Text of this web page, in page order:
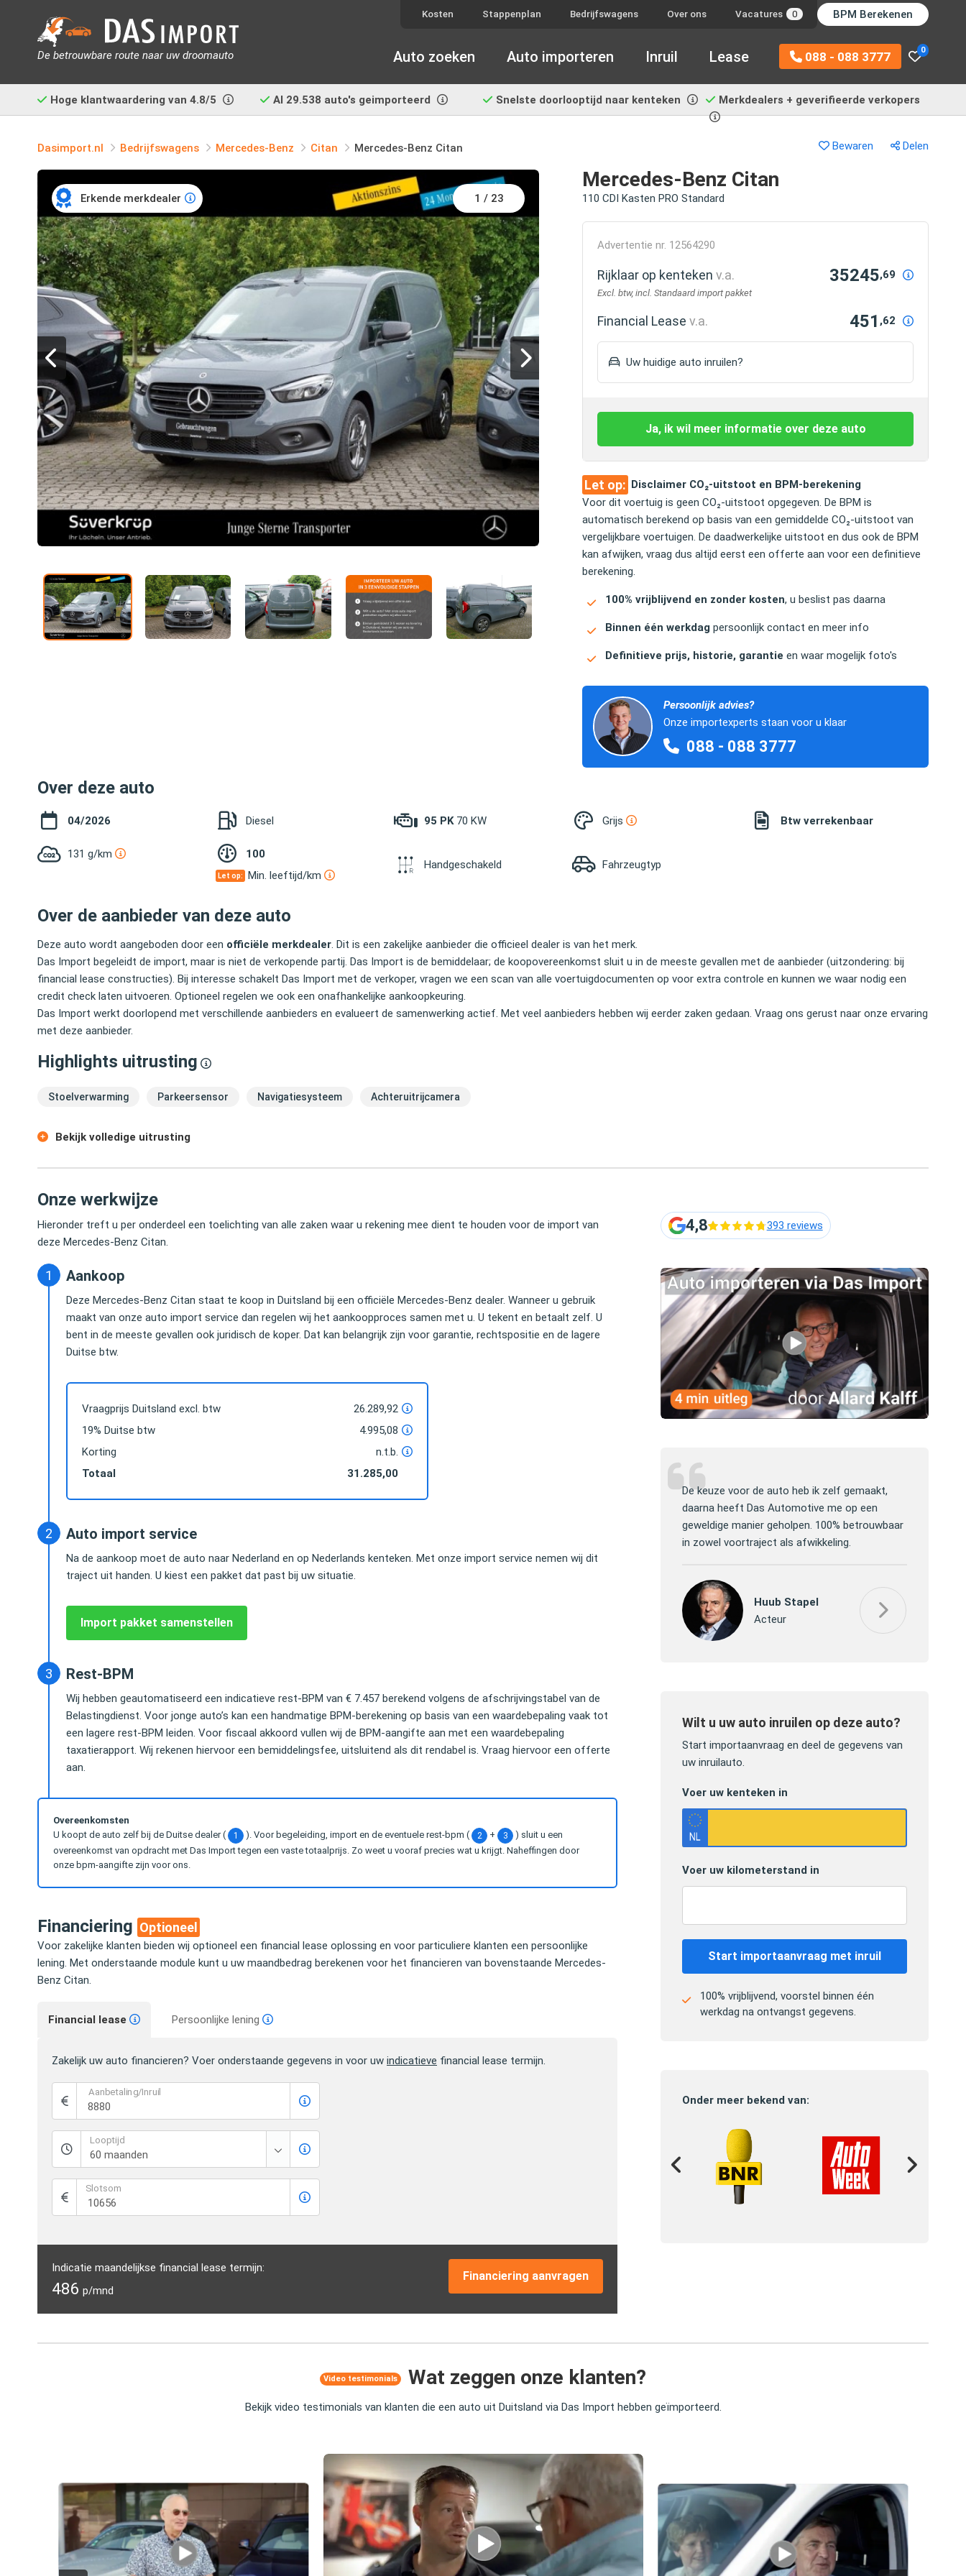
De betrouwbare route naar uw droomauto
Kosten Stappenplan Bedrijfswagens Over ons Vacatures 0 BPM Berekenen
0
088 - 088 3777
Auto zoeken Auto importeren Inruil Lease
Hoge klantwaardering van 4.8/5 Al 29.538 auto's geimporteerd Snelste doorlooptijd naar kenteken Merkdealers + geverifieerde verkopers
Dasimport.nl Bedrijfswagens Mercedes-Benz Citan Mercedes-Benz Citan Bewaren Delen
Erkende merkdealer 1 / 23
Mercedes-Benz Citan
110 CDI Kasten PRO Standard
Advertentie nr. 12564290
Rijklaar op kentekenv.a. 35245,69
Excl. btw, incl. Standaard import pakket
Financial Leasev.a. 451 ,62
Uw huidige auto inruilen?
Ja, ik wil meer informatie over deze auto
Let op: Disclaimer CO₂-uitstoot en BPM-berekening
Voor dit voertuig is geen CO₂-uitstoot opgegeven. De BPM is
automatisch berekend op basis van een gemiddelde CO₂-uitstoot van
vergelijkbare voertuigen. De daadwerkelijke uitstoot en dus ook de BPM
kan afwijken, vraag dus altijd eerst een offerte aan voor een definitieve
berekening.
100% vrijblijvend en zonder kosten, u beslist pas daarna
Binnen één werkdag persoonlijk contact en meer info
Definitieve prijs, historie, garantie en waar mogelijk foto's
Persoonlijk advies?
Onze importexperts staan voor u klaar
088 - 088 3777
Over deze auto
04/2026 Diesel 95 PK 70 KW Grijs Btw verrekenbaar
131 g/km 100
Let op: Min. leeftijd/km
Handgeschakeld Fahrzeugtyp
Over de aanbieder van deze auto
Deze auto wordt aangeboden door een officiële merkdealer. Dit is een zakelijke aanbieder die officieel dealer is van het merk.
Das Import begeleidt de import, maar is niet de verkopende partij. Das Import is de bemiddelaar; de koopovereenkomst sluit u in de meeste gevallen met de aanbieder (uitzondering: bij
financial lease constructies). Bij interesse schakelt Das Import met de verkoper, vragen we een scan van alle voertuigdocumenten op voor extra controle en kunnen we waar nodig een
credit check laten uitvoeren. Optioneel regelen we ook een onafhankelijke aankoopkeuring.
Das Import werkt doorlopend met verschillende aanbieders en evalueert de samenwerking actief. Met veel aanbieders hebben wij eerder zaken gedaan. Vraag ons gerust naar onze ervaring
met deze aanbieder.
Highlights uitrusting
Stoelverwarming Parkeersensor Navigatiesysteem Achteruitrijcamera
Bekijk volledige uitrusting
Onze werkwijze
Hieronder treft u per onderdeel een toelichting van alle zaken waar u rekening mee dient te houden voor de import van
deze Mercedes-Benz Citan.
Aankoop
Deze Mercedes-Benz Citan staat te koop in Duitsland bij een officiële Mercedes-Benz dealer. Wanneer u gebruik
maakt van onze auto import service dan regelen wij het aankoopproces samen met u. U tekent en betaalt zelf. U
bent in de meeste gevallen ook juridisch de koper. Dat kan belangrijk zijn voor garantie, rechtspositie en de lagere
Duitse btw.
Vraagprijs Duitsland excl. btw
26.289,92
19% Duitse btw
4.995,08
Korting
n.t.b.
Totaal
31.285,00
Auto import service
Na de aankoop moet de auto naar Nederland en op Nederlands kenteken. Met onze import service nemen wij dit
traject uit handen. U kiest een pakket dat past bij uw situatie.
Import pakket samenstellen
Rest-BPM
Wij hebben geautomatiseerd een indicatieve rest-BPM van € 7.457 berekend volgens de afschrijvingstabel van de
Belastingdienst. Voor jonge auto’s kan een handmatige BPM-berekening op basis van een waardebepaling vaak tot
een lagere rest-BPM leiden. Voor fiscaal akkoord vullen wij de BPM-aangifte aan met een waardebepaling
taxatierapport. Wij rekenen hiervoor een bemiddelingsfee, uitsluitend als dit rendabel is. Vraag hiervoor een offerte
aan.
Overeenkomsten
U koopt de auto zelf bij de Duitse dealer (
1 ). Voor begeleiding, import en de eventuele rest-bpm ( 2 + 3
) sluit u een
overeenkomst van opdracht met Das Import tegen een vaste totaalprijs. Zo weet u vooraf precies wat u krijgt. Naheffingen door
onze bpm-aangifte zijn voor ons.
Financiering Optioneel
Voor zakelijke klanten bieden wij optioneel een financial lease oplossing en voor particuliere klanten een persoonlijke
lening. Met onderstaande module kunt u uw maandbedrag berekenen voor het financieren van bovenstaande Mercedes-
Benz Citan.
Financial lease Persoonlijke lening
Zakelijk uw auto financieren? Voer onderstaande gegevens in voor uw indicatieve financial lease termijn.
Aanbetaling/Inruil
Looptijd
Slotsom
Indicatie maandelijkse financial lease termijn:
486 p/mnd
Financiering aanvragen
4,8 393 reviews
geen omkijken naar. En heel betrouwbaar.
Herald Jongen
Greenberg Traurig, LLP
Partner bij Waterland Private Equity
De keuze voor de auto heb ik zelf gemaakt,
daarna heeft Das Automotive me op een
geweldige manier geholpen. 100% betrouwbaar
in zowel voortraject als afwikkeling.
Huub Stapel
Acteur
Wilt u uw auto inruilen op deze auto?
Start importaanvraag en deel de gegevens van
uw inruilauto.
Voer uw kenteken in
Voer uw kilometerstand in
Start importaanvraag met inruil
100% vrijblijvend, voorstel binnen één
werkdag na ontvangst gegevens.
Onder meer bekend van:
Video testimonials Wat zeggen onze klanten?
Bekijk video testimonials van klanten die een auto uit Duitsland via Das Import hebben geïmporteerd.